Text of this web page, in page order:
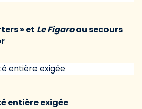
» et Le Figaroau secours
entière exigée